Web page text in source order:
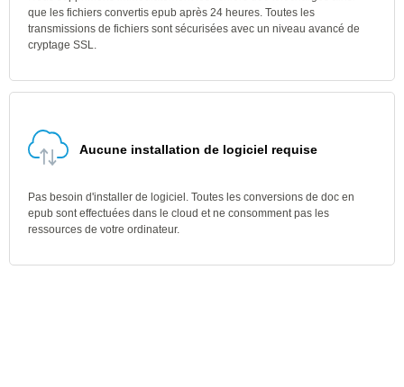
que les fichiers convertis epub après 24 heures. Toutes les
transmissions de fichiers sont sécurisées avec un niveau avancé de
cryptage SSL.
Aucune installation de logiciel requise
Pas besoin d'installer de logiciel. Toutes les conversions de doc en
epub sont effectuées dans le cloud et ne consomment pas les
ressources de votre ordinateur.